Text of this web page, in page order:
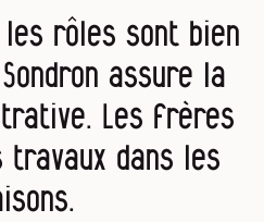
rôles sont bien
assure la
Les frères
dans les